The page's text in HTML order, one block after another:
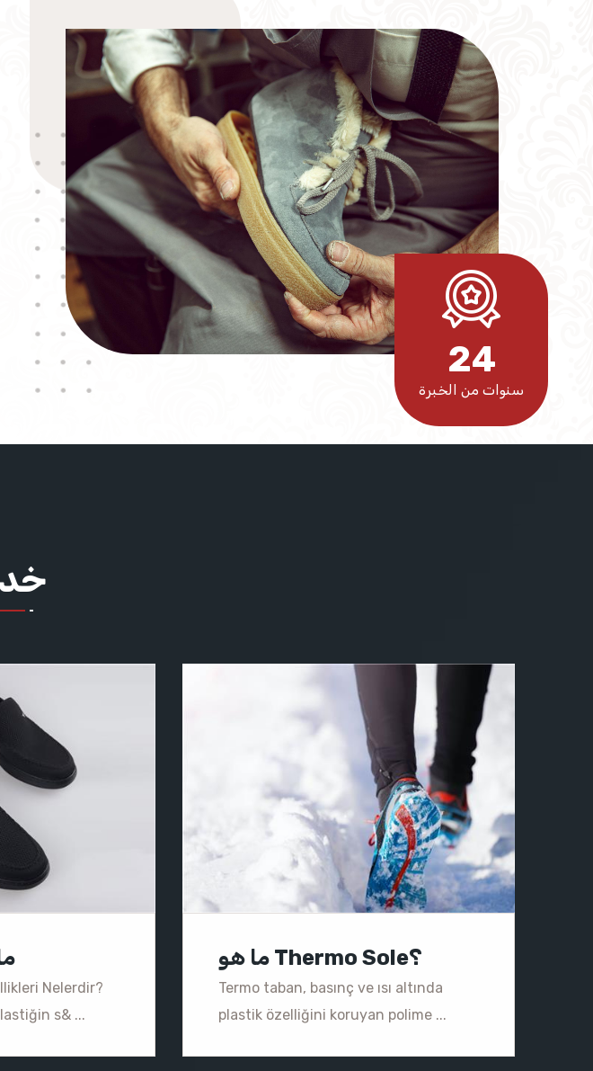
24
سنوات من الخبرة
Nelerdir?
s& ...
ما هو Thermo Sole؟
Termo taban, basınç ve ısı altında
plastik özelliğini koruyan polime ...